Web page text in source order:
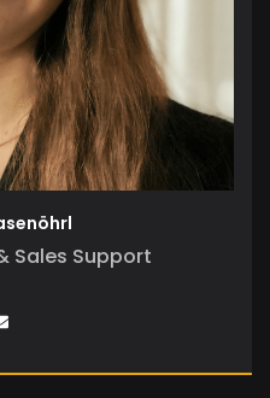
Sales Support